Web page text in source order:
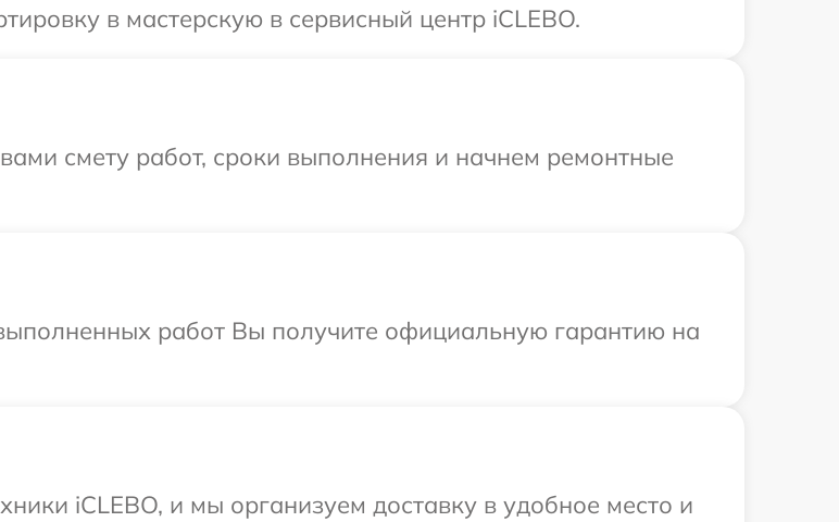
в мастерскую в сервисный центр iCLEBO.
смету работ, сроки выполнения и начнем ремонтные
работ Вы получите официальную гарантию на
iCLEBO, и мы организуем доставку в удобное место и